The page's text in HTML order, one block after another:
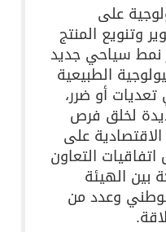
على
وتنويع المنتج
نمط سياحي جديد
الطبيعية
تعديات أو ضرر،
لخلق فرص
على
التعاون
بين الهيئة
وعدد من